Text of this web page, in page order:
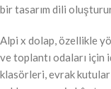
bir tasarım dili
Alpi x dolap, özellikle
ve toplantı odaları için
klasörleri, evrak